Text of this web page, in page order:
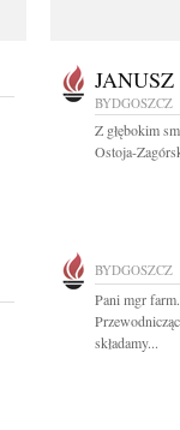
BYDGOSZCZ
Z głębokim
Ostoja-
BYDGOSZCZ
Pani mgr
składamy...